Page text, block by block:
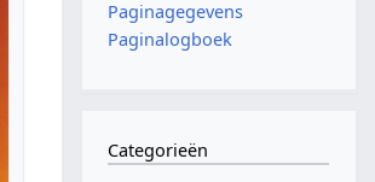
Paginagegevens
Paginalogboek
Categorieën